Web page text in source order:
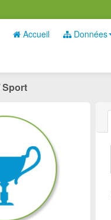
Accueil Données
Sport